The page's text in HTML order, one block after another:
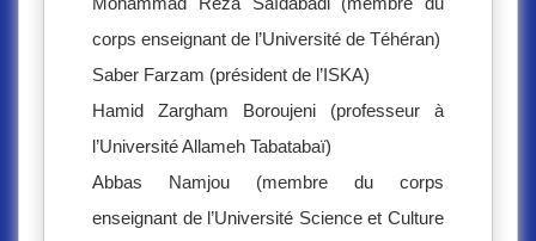
corps enseignant de l’Université de Téhéran)
Saber Farzam (président de l’ISKA)
Hamid Zargham Boroujeni (professeur à
l’Université Allameh Tabatabaï)
Abbas Namjou (membre du corps
enseignant de l’Université Science et Culture